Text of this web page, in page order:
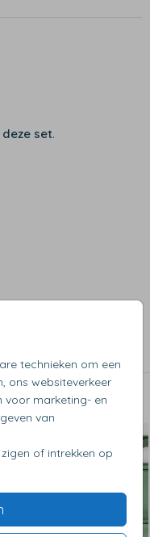
technieken om een
ons websiteverkeer
voor marketing- en
van
of intrekken op
deze set.
en hoofdvak